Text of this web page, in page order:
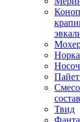
Норка
Твид